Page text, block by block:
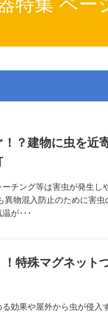
？建物に虫を近
チング等は害虫が発生し
異物混入防止のために害虫
が･･･
特殊マグネット
効果や屋外から虫が侵入